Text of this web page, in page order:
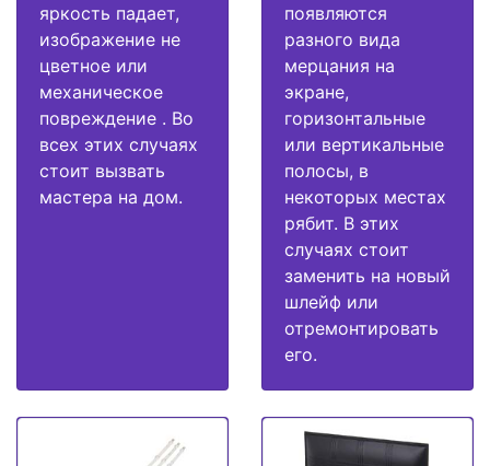
яркость падает,
изображение не
цветное или
механическое
повреждение . Во
всех этих случаях
стоит вызвать
мастера на дом.
появляются
разного вида
мерцания на
экране,
горизонтальные
или вертикальные
полосы, в
некоторых местах
рябит. В этих
случаях стоит
заменить на новый
шлейф или
отремонтировать
его.